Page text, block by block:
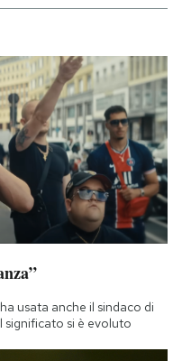
usata anche il sindaco di
significato si è evoluto